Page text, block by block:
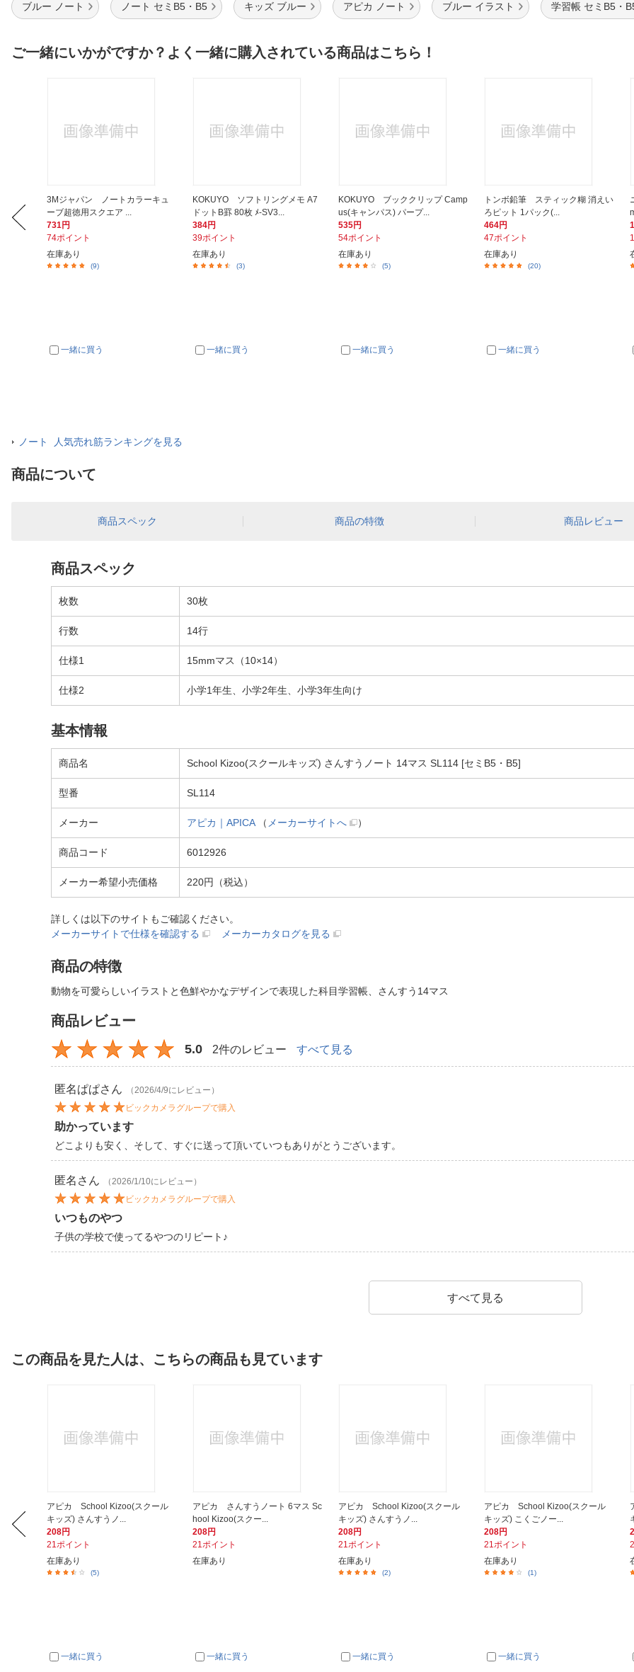
ブルー ノート ノート セミB5・B5 キッズ ブルー アピカ ノート ブルー イラスト 学習帳 セミB5・
ご一緒にいかがですか？よく一緒に購入されている商品はこちら！
3Mジャパン ノートカラーキュ
ーブ超徳用スクエア ...
731円
74ポイント
在庫あり
(9)
一緒に買う
KOKUYO ソフトリングメモ A7
ドットB罫 80枚 ﾒ-SV3...
384円
39ポイント
在庫あり
(3)
一緒に買う
KOKUYO ブッククリップ Camp
us(キャンパス) パープ...
535円
54ポイント
在庫あり
(5)
一緒に買う
トンボ鉛筆 スティック糊 消えい
ろピット 1パック(...
464円
47ポイント
在庫あり
(20)
一緒に買う
ノート 人気売れ筋ランキングを見る
商品について
商品スペック 商品の特徴 商品レビュー
商品スペック
枚数 30枚
行数 14行
仕様1 15mmマス（10×14）
仕様2 小学1年生、小学2年生、小学3年生向け
基本情報
商品名 School Kizoo(スクールキッズ) さんすうノート 14マス SL114 [セミB5・B5]
型番 SL114
メーカー アピカ｜APICA（ メーカーサイトへ ）
商品コード 6012926
メーカー希望小売価格 220円（税込）
詳しくは以下のサイトもご確認ください。
メーカーサイトで仕様を確認する
メーカーカタログを見る
商品の特徴
動物を可愛らしいイラストと色鮮やかなデザインで表現した科目学習帳、さんすう14マス
商品レビュー
5.0 2件のレビュー すべて見る
匿名ぱぱさん
（2026/4/9にレビュー）
ビックカメラグループで購入
助かっています
どこよりも安く、そして、すぐに送って頂いていつもありがとうございます。
匿名 さん
（2026/1/10にレビュー）
ビックカメラグループで購入
いつものやつ
子供の学校で使ってるやつのリピート♪
すべて見る
この商品を見た人は、こちらの商品も見ています
アピカ School Kizoo(スクール
キッズ) さんすうノ...
208円
21ポイント
在庫あり
(5)
一緒に買う
アピカ さんすうノート 6マス Sc
hool Kizoo(スクー...
208円
21ポイント
在庫あり
一緒に買う
アピカ School Kizoo(スクール
キッズ) さんすうノ...
208円
21ポイント
在庫あり
(2)
一緒に買う
アピカ School Kizoo(スクール
キッズ) こくごノー...
208円
21ポイント
在庫あり
(1)
一緒に買う